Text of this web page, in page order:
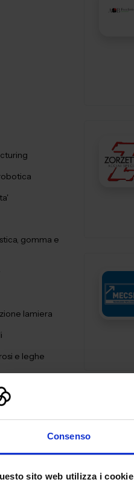
Consenso
sito web utilizza i cookie
gomma e
lamiera
e leghe